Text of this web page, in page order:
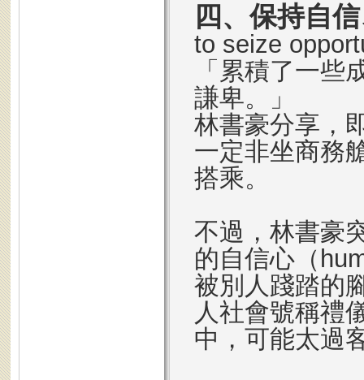
四、保持自
to seize
「累積了一些
謙卑。」
林書豪分享，
一定非坐商務
搭乘。
不過，林書豪
的自信心（
被別人踐踏的
人社會號稱禮
中，可能太過